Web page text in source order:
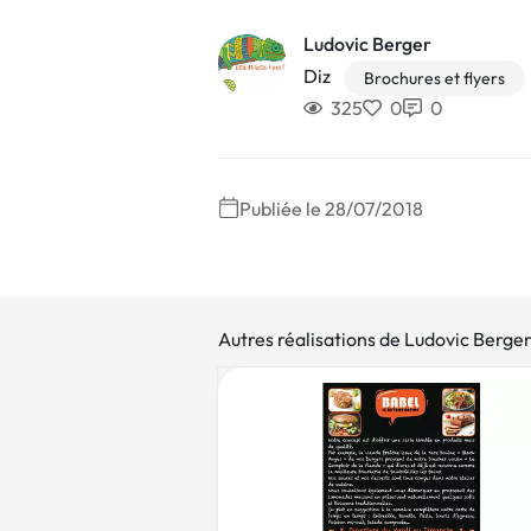
Ludovic Berger
Diz
Brochures et flyers
325 0 0
Publiée le 28/07/2018
Autres réalisations de Ludovic Berger